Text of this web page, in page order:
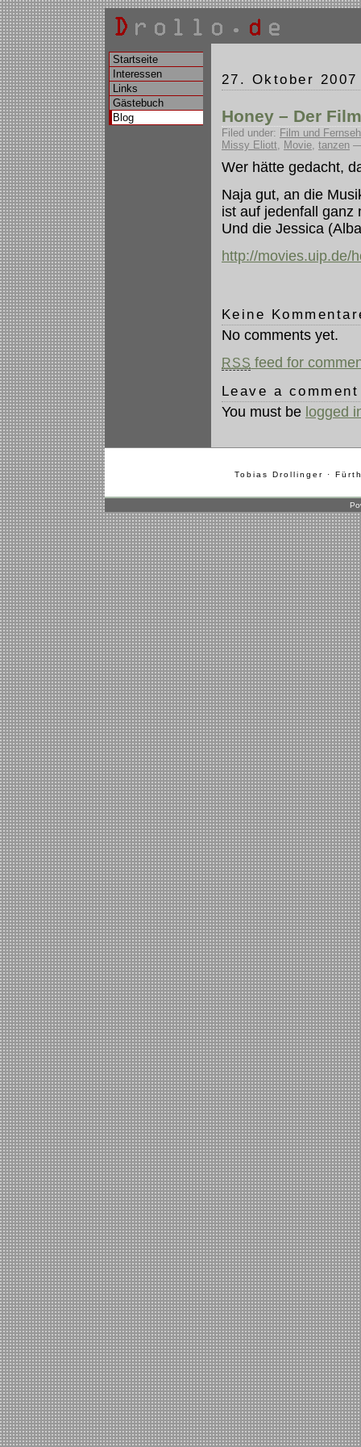
27. Oktober 2007
Honey – Der Film
Filed under: Film und
Missy Eliott, Movie, tanzen —
Wer hätte gedacht,
Naja gut, an die
ist auf jedenfall ganz
Und die Jessica
http://movies.uip.de/
Keine
No comments yet.
RSS feed for
Leave a comment
You must be logged
Startseite
Interessen
Links
Gästebuch
Blog
Tobias Drollinger ·